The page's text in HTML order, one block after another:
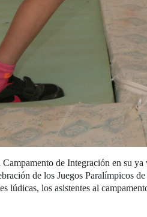
de Integración en su
de los Juegos Paralímpicos
lúdicas, los asistentes al